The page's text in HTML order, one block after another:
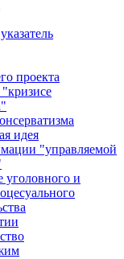
проекта
идея
"управляемой
уголовного и